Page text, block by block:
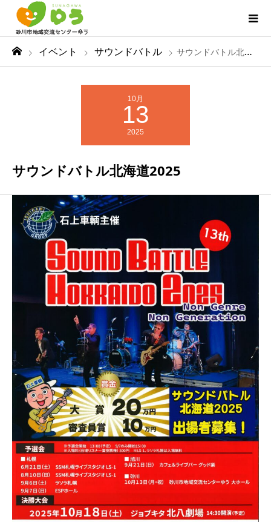
イベント サウンドバトル サウンドバトル北海道2025
10月
13
2025
サウンドバトル北海道2025